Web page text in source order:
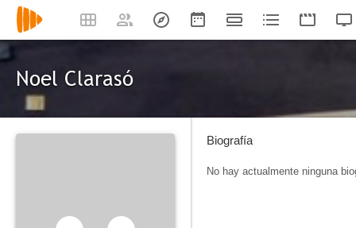
Noel Clarasó
Biografía
No hay actualmente ninguna